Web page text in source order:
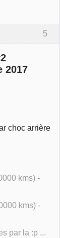
5
2017
choc arrière
kms) -
kms) -
par la :p ...